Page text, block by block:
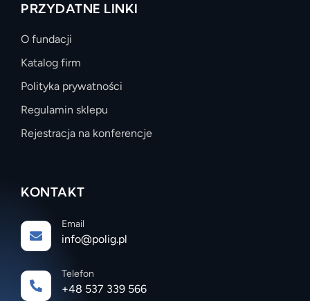
PRZYDATNE LINKI
O fundacji
Katalog firm
Polityka prywatności
Regulamin sklepu
Rejestracja na konferencje
KONTAKT
Email
info@polig.pl
Telefon
+48 537 339 566